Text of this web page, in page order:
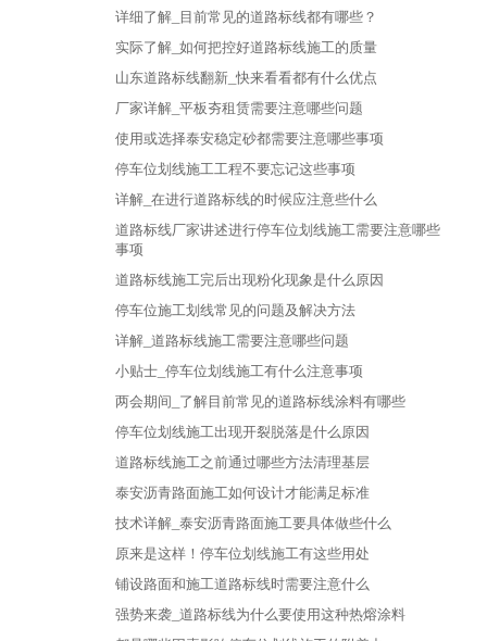
详细了解_目前常见的道路标线都有哪些？
实际了解_如何把控好道路标线施工的质量
山东道路标线翻新_快来看看都有什么优点
厂家详解_平板夯租赁需要注意哪些问题
使用或选择泰安稳定砂都需要注意哪些事项
停车位划线施工工程不要忘记这些事项
详解_在进行道路标线的时候应注意些什么
道路标线厂家讲述进行停车位划线施工需要注意哪些
事项
道路标线施工完后出现粉化现象是什么原因
停车位施工划线常见的问题及解决方法
详解_道路标线施工需要注意哪些问题
小贴士_停车位划线施工有什么注意事项
两会期间_了解目前常见的道路标线涂料有哪些
停车位划线施工出现开裂脱落是什么原因
道路标线施工之前通过哪些方法清理基层
泰安沥青路面施工如何设计才能满足标准
技术详解_泰安沥青路面施工要具体做些什么
原来是这样！停车位划线施工有这些用处
铺设路面和施工道路标线时需要注意什么
强势来袭_道路标线为什么要使用这种热熔涂料